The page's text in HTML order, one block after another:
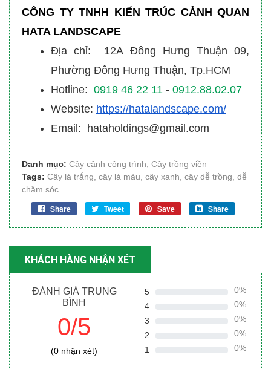
CÔNG TY TNHH KIẾN TRÚC CẢNH QUAN
HATA LANDSCAPE
Địa chỉ: 12A Đông Hưng Thuận 09,
Phường Đông Hưng Thuận, Tp.HCM
Hotline: 0919 46 22 11 - 0912.88.02.07
Website: https://hatalandscape.com/
Email: hataholdings@gmail.com
Danh mục: Cây cảnh công trình, Cây trồng viền
Tags: Cây lá trắng, cây lá màu, cây xanh, cây dễ trồng, dễ
chăm sóc
Share Tweet Save Share
KHÁCH HÀNG NHẬN XÉT
ĐÁNH GIÁ TRUNG
BÌNH
0/5
(0 nhận xét)
5
0%
4
0%
3
0%
2
0%
1
0%